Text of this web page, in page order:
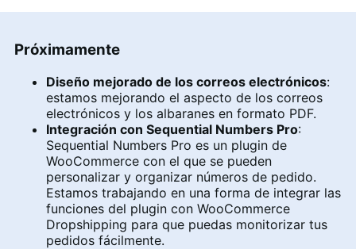
Próximamente
Diseño mejorado de los correos electrónicos:
estamos mejorando el aspecto de los correos
electrónicos y los albaranes en formato PDF.
Integración con Sequential Numbers Pro:
Sequential Numbers Pro es un plugin de
WooCommerce con el que se pueden
personalizar y organizar números de pedido.
Estamos trabajando en una forma de integrar las
funciones del plugin con WooCommerce
Dropshipping para que puedas monitorizar tus
pedidos fácilmente.